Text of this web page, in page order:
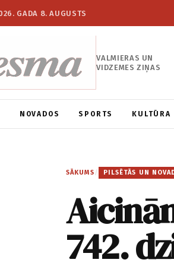
GADA 8. AUGUSTS
VALMIERAS UN
VIDZEMES ZIŅAS
NOVADOS SPORTS KULTŪRA
SĀKUMS / PILSĒTĀS UN
742.